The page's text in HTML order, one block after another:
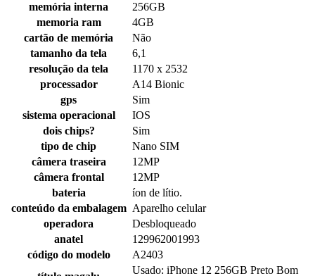
memória interna
256GB
memoria ram
4GB
cartão de memória
Não
tamanho da tela
6,1
resolução da tela
1170 x 2532
processador
A14 Bionic
gps
Sim
sistema operacional
IOS
dois chips?
Sim
tipo de chip
Nano SIM
câmera traseira
12MP
câmera frontal
12MP
bateria
íon de lítio.
conteúdo da embalagem Aparelho celular
operadora
Desbloqueado
anatel
129962001993
código do modelo
A2403
Usado: iPhone 12 256GB Preto Bom